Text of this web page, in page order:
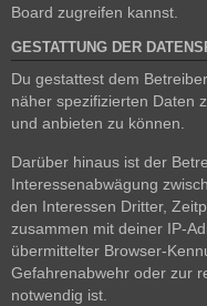
Board zugreifen kannst.
GESTATTUNG DER
Du gestattest dem
näher spezifizierten Daten
und anbieten zu können.
Darüber hinaus ist der
Interessenabwägung
den Interessen Dritter,
zusammen mit deiner IP-
übermittelter Browser-
Gefahrenabwehr oder zur
notwendig ist.